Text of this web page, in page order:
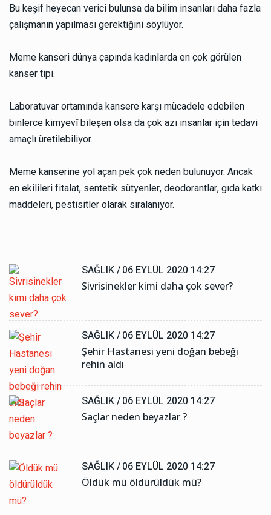
Bu keşif heyecan verici bulunsa da bilim insanları daha fazla
çalışmanın yapılması gerektiğini söylüyor.
Meme kanseri dünya çapında kadınlarda en çok görülen
kanser tipi.
Laboratuvar ortamında kansere karşı mücadele edebilen
binlerce kimyevî bileşen olsa da çok azı insanlar için tedavi
amaçlı üretilebiliyor.
Meme kanserine yol açan pek çok neden bulunuyor. Ancak
en ekilileri fitalat, sentetik sütyenler, deodorantlar, gıda katkı
maddeleri, pestisitler olarak sıralanıyor.
SAĞLIK /06 EYLÜL 2020 14:27
Sivrisinekler kimi daha çok sever?
SAĞLIK /06 EYLÜL 2020 14:27
Şehir Hastanesi yeni doğan bebeği
rehin aldı
SAĞLIK /06 EYLÜL 2020 14:27
Saçlar neden beyazlar ?
SAĞLIK /06 EYLÜL 2020 14:27
Öldük mü öldürüldük mü?